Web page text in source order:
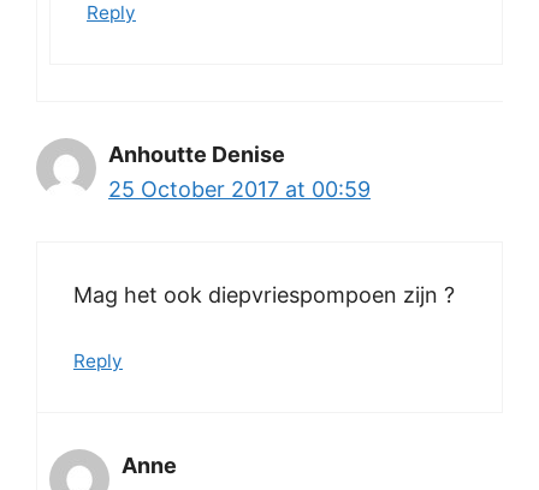
Reply
Anhoutte Denise
25 October 2017 at 00:59
Mag het ook diepvriespompoen zijn ?
Reply
Anne